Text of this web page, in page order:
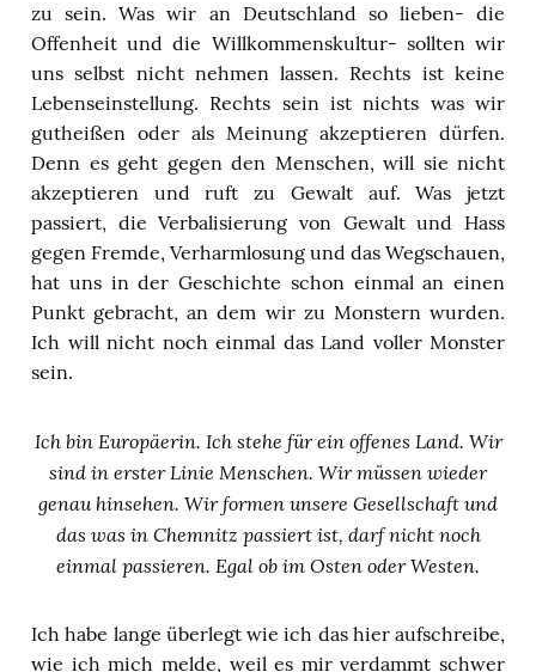
zu sein. Was wir an Deutschland so lieben- die
Offenheit und die Willkommenskultur- sollten wir
uns selbst nicht nehmen lassen. Rechts ist keine
Lebenseinstellung. Rechts sein ist nichts was wir
gutheißen oder als Meinung akzeptieren dürfen.
Denn es geht gegen den Menschen, will sie nicht
akzeptieren und ruft zu Gewalt auf. Was jetzt
passiert, die Verbalisierung von Gewalt und Hass
gegen Fremde, Verharmlosung und das Wegschauen,
hat uns in der Geschichte schon einmal an einen
Punkt gebracht, an dem wir zu Monstern wurden.
Ich will nicht noch einmal das Land voller Monster
sein.
Ich bin Europäerin. Ich stehe für ein offenes Land. Wir
sind in erster Linie Menschen. Wir müssen wieder
genau hinsehen. Wir formen unsere Gesellschaft und
das was in Chemnitz passiert ist, darf nicht noch
einmal passieren. Egal ob im Osten oder Westen.
Ich habe lange überlegt wie ich das hier aufschreibe,
wie ich mich melde, weil es mir verdammt schwer